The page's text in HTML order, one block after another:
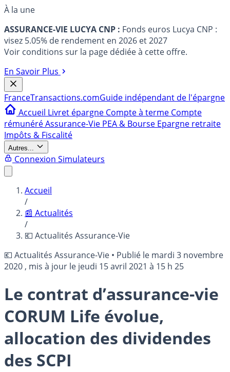
À la une
ASSURANCE-VIE LUCYA CNP : Fonds euros Lucya CNP :
visez 5.05% de rendement en 2026 et 2027
Voir conditions sur la page dédiée à cette offre.
En Savoir Plus
FranceTransactions.comGuide indépendant de l'épargne
Accueil Livret épargne Compte à terme Compte
rémunéréAssurance-Vie PEA & Bourse Epargne retraite
Impôts & Fiscalité
Autres...
Connexion Simulateurs
Accueil
/
📰 Actualités
/
💶 Actualités Assurance-Vie
💶 Actualités Assurance-Vie • Publié le mardi 3 novembre
2020 , mis à jour le jeudi 15 avril 2021 à 15 h 25
Le contrat d’assurance-vie
CORUM Life évolue,
allocation des dividendes
des SCPI